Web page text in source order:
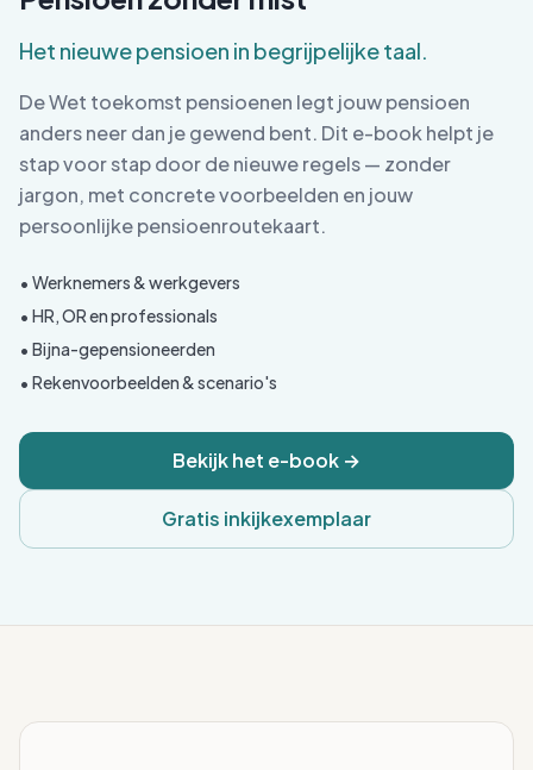
Pensioen zonder mist
Het nieuwe pensioen in begrijpelijke taal.
De Wet toekomst pensioenen legt jouw pensioen
anders neer dan je gewend bent. Dit e-book helpt je
stap voor stap door de nieuwe regels — zonder
jargon, met concrete voorbeelden en jouw
persoonlijke pensioenroutekaart.
• Werknemers & werkgevers
• HR, OR en professionals
• Bijna-gepensioneerden
• Rekenvoorbeelden & scenario's
Bekijk het e-book →
Gratis inkijkexemplaar